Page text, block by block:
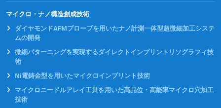
マイクロ・ナノ構造創成技術
ダイヤモンドAFMプローブを用いたナノ計測一体型超微細加工システ
ムの開発
微細パターニングを実現するダイレクトインプリントリソグラフィ技
術
Ni電鋳金型を用いたマイクロインプリント技術
マイクロニードルアレイ工具を用いた高品位・高能率マイクロ穴加工
技術